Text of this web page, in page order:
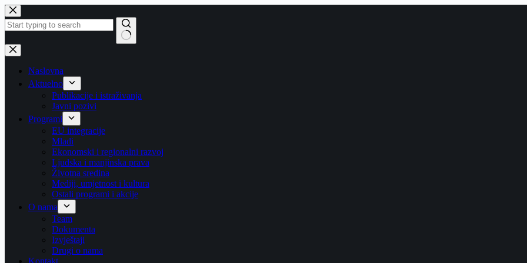
Skip
to
content
No
results
Naslovna
Aktuelno
Publikacije i istraživanja
Javni pozivi
Programi
EU integracije
Mladi
Ekonomski i regionalni razvoj
Ljudska i manjinska prava
Životna sredina
Mediji, umjetnost i kultura
Ostali programi i akcije
O nama
Team
Dokumenta
Izvještaji
Drugi o nama
Kontakt